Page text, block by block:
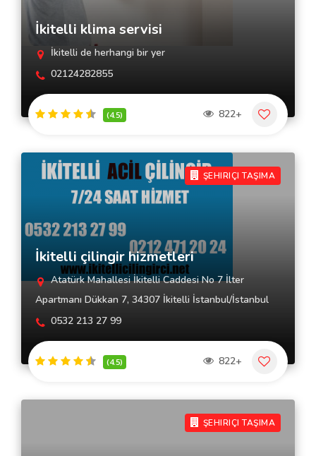
İkitelli klima servisi
İkitelli de herhangi bir yer
02124282855
(4.5) 822+
ŞEHIRIÇI TAŞIMA
İkitelli çilingir hizmetleri
Atatürk Mahallesi İkitelli Caddesi No 7 İlter
Apartmanı Dükkan 7, 34307 İkitelli İstanbul/İstanbul
0532 213 27 99
(4.5) 822+
ŞEHIRIÇI TAŞIMA